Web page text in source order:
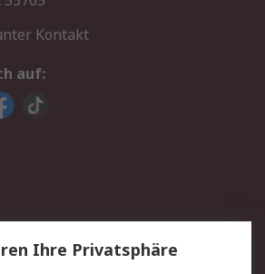
Kontakt
auf:
Lieferlösungen
Ihre Privatsphäre